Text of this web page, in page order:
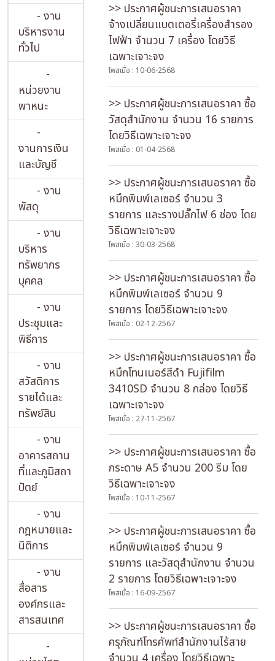
- งาน
บริหารงาน
ทั่วไป
-
หน่วยงาน
พาหนะ
-
งานการเงิน
และบัญชี
- งาน
พัสดุ
- งาน
บริหาร
ทรัพยากร
บุคคล
- งาน
ประชุมและ
พิธีการ
- งาน
สวัสดิการ
รายได้และ
ทรัพย์สิน
- งาน
อาคารสถาน
ที่และภูมิสถา
ปัตย์
- งาน
กฎหมายและ
นิติการ
- งาน
สื่อสาร
องค์กรและ
สารสนเทศ
-
>> ประกาศผู้ชนะการเสนอราคา
จ้างเปลี่ยนแบตเตอรี่เครื่องสำรอง
ไฟฟ้า จำนวน 7 เครื่อง โดยวิธี
เฉพาะเจาะจง
โพสเมื่อ : 10-06-2568
>> ประกาศผู้ชนะการเสนอราคา ซื้อ
วัสดุสำนักงาน จำนวน 16 รายการ
โดยวิธีเฉพาะเจาะจง
โพสเมื่อ : 01-04-2568
>> ประกาศผู้ชนะการเสนอราคา ซื้อ
หมึกพิมพ์เลเซอร์ จำนวน 3
รายการ และรางปลั๊กไฟ 6 ช่อง โดย
วิธีเฉพาะเจาะจง
โพสเมื่อ : 30-03-2568
>> ประกาศผู้ชนะการเสนอราคา ซื้อ
หมึกพิมพ์เลเซอร์ จำนวน 9
รายการ โดยวิธีเฉพาะเจาะจง
โพสเมื่อ : 02-12-2567
>> ประกาศผู้ชนะการเสนอราคา ซื้อ
หมึกโทนเนอร์สีดำ Fujifilm
3410SD จำนวน 8 กล่อง โดยวิธี
เฉพาะเจาะจง
โพสเมื่อ : 27-11-2567
>> ประกาศผู้ชนะการเสนอราคา ซื้อ
กระดาษ A5 จำนวน 200 รีม โดย
วิธีเฉพาะเจาะจง
โพสเมื่อ : 10-11-2567
>> ประกาศผู้ชนะการเสนอราคา ซื้อ
หมึกพิมพ์เลเซอร์ จำนวน 9
รายการ และวัสดุสำนักงาน จำนวน
2 รายการ โดยวิธีเฉพาะเจาะจง
โพสเมื่อ : 16-09-2567
>> ประกาศผู้ชนะการเสนอราคา ซื้อ
ครุภัณฑ์โทรศัพท์สำนักงานไร้สาย